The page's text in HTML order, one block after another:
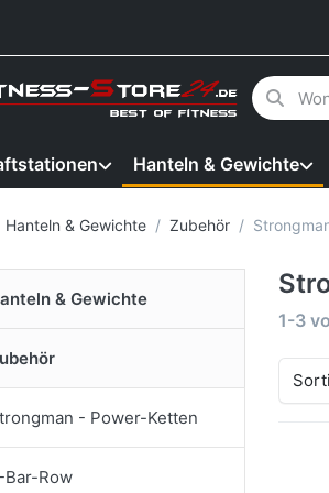
Geben
Hanteln & Gewichte
Hanteln & Gewichte Zubehör
& Gewichte
- Power-Ketten
Bar-Row
1-3